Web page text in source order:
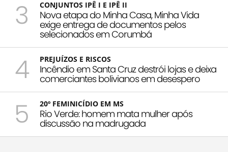
3 CONJUNTOS IPÊ I E IPÊ II
Nova etapa do Minha Casa, Minha Vida
exige entrega de documentos pelos
selecionados em Corumbá
4 PREJUÍZOS E RISCOS
Incêndio em Santa Cruz destrói lojas e deixa
comerciantes bolivianos em desespero
5 20º FEMINICÍDIO EM MS
Rio Verde: homem mata mulher após
discussão na madrugada